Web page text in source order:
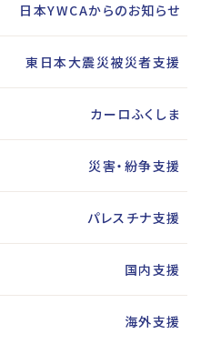
日本YWCAからのお知らせ
東日本大震災被災者支援
カーロふくしま
災害・紛争支援
パレスチナ支援
国内支援
海外支援